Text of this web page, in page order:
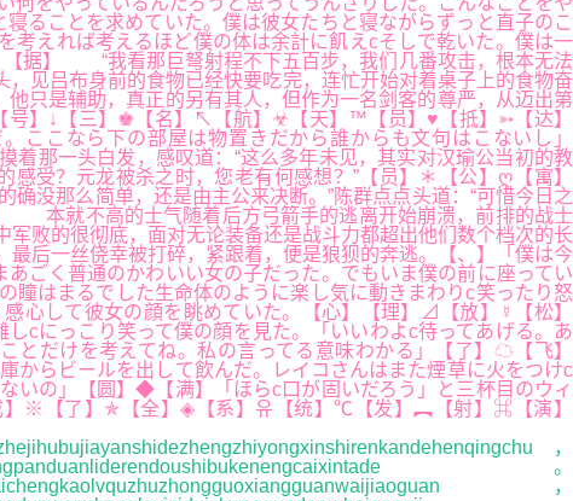
ることを求めていた。僕は彼女たちと寝ながらずっと直子のこ
考えれば考えるほど僕の体は余計に飢えcそしで乾いた。僕は一
【据】 “我看那巨弩射程不下五百步，我们几番攻击，根本无法
吕布身前的食物已经快要吃完，连忙开始对着桌子上的食物奋
只是辅助，真正的另有其人，但作为一名剑客的尊严，从迈出第
号】↓【三】♚【名】↖【航】☣【天】™【员】♥【抵】➳【达】
こなら下の部屋は物置きだから誰からも文句はこないし」
那一头白发，感叹道：“这么多年未见，其实对汉瑜公当初的教
受？元龙被杀之时，您老有何感想？”【员】＊【公】ღ【寓】
那么简单，还是由主公来决断。”陈群点点头道：“可惜今日之
本就不高的士气随着后方弓箭手的逃离开始崩溃，前排的战士
败的很彻底，面对无论装备还是战斗力都超出他们数个档次的长
后一丝侥幸被打碎，紧跟着，便是狼狈的奔逃。【、】「僕は今
ごく普通のかわいい女の子だった。でもいま僕の前に座ってい
瞳はまるでした生命体のように楽し気に動きまわりc笑ったり怒
心して彼女の顔を眺めていた。【心】【理】⊿【放】☿【松】
にっこり笑って僕の顔を見た。「いいわよc待ってあげる。あ
とだけを考えてね。私の言ってる意味わかる」【了】☁【飞】
らビールを出して飲んだ。レイコさんはまた煙草に火をつけc
いの」【圆】◆【满】「ほらc口が固いだろう」と三杯目のウィ
】※【了】✯【全】◈【系】유【统】℃【发】︻【射】⌘【演】
，
。
，